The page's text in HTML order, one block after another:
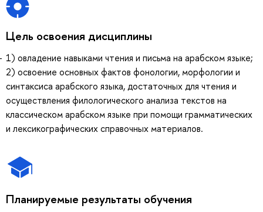
Цель освоения дисциплины
1) овладение навыками чтения и письма на арабском языке;
2) освоение основных фактов фонологии, морфологии и
синтаксиса арабского языка, достаточных для чтения и
осуществления филологического анализа текстов на
классическом арабском языке при помощи грамматических
и лексикографических справочных материалов.
Планируемые результаты обучения